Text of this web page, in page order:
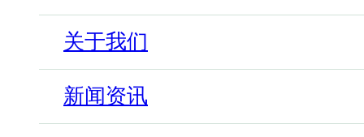
关于我们
新闻资讯